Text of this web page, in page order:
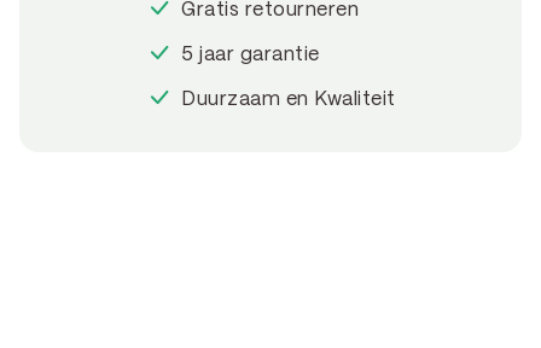
Gratis retourneren
5 jaar garantie
Duurzaam en Kwaliteit